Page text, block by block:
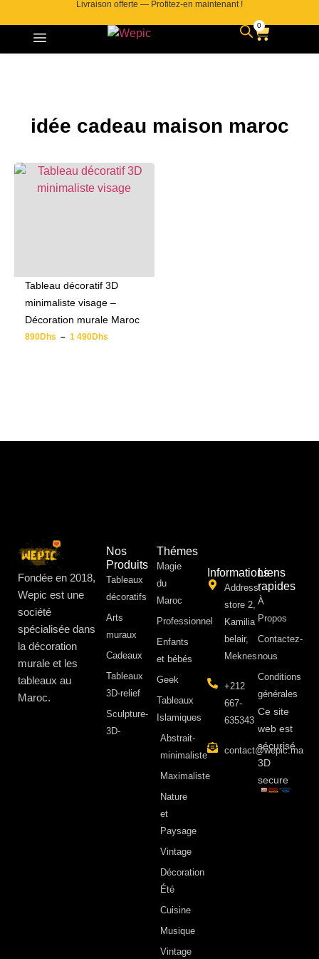
Livraison offerte — Profitez-en maintenant !
0
idée cadeau maison maroc
Tableau décoratif 3D
minimaliste visage –
Décoration murale Maroc
890Dhs – 1 490Dhs
Fondée en 2018,
Wepic est une
société
spécialisée dans
la décoration
murale et les
tableaux au
Maroc.
Nos
Produits
Tableaux
décoratifs
Arts
muraux
Cadeaux
Tableaux
3D-relief
Sculpture-
3D-
Thémes
Magie
du
Maroc
Professionnel
Enfants
et bébés
Geek
Tableaux
Islamiques
Abstrait-
minimaliste
Maximaliste
Nature
et
Paysage
Vintage
Décoration
Été
Cuisine
Musique
Vintage
Informations
Address:
store 2,
Kamilia
belair,
Meknes
+212
667-
635343
contact@wepic.ma
Liens
rapides
À
Propos ​
Contactez-
nous
Conditions
générales
Ce site
web est
sécurisé
3D
secure